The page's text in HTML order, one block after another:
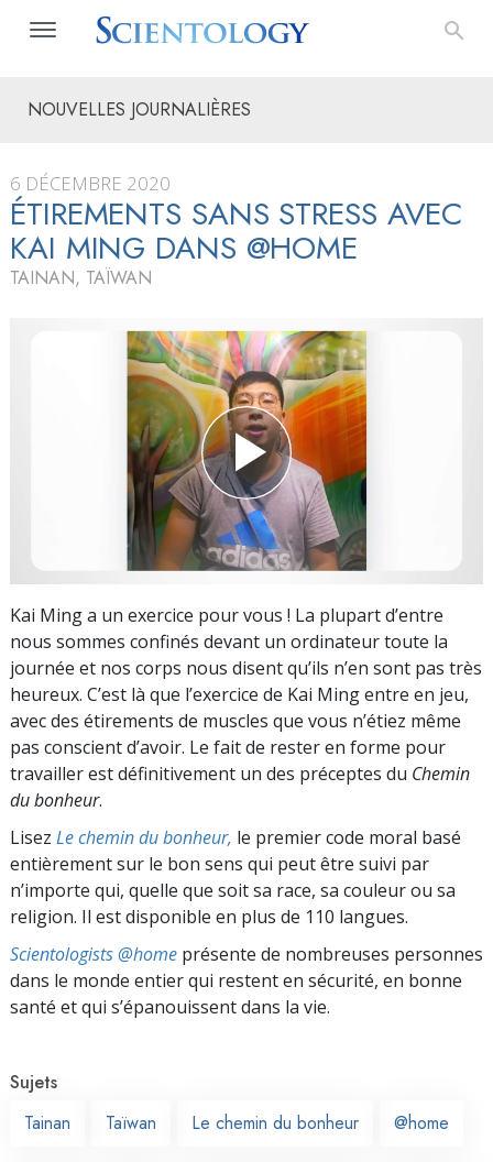
NOUVELLES JOURNALIÈRES
6 DÉCEMBRE 2020
ÉTIREMENTS SANS STRESS AVEC
KAI MING DANS @HOME
TAINAN, TAÏWAN
Kai Ming a un exercice pour vous ! La plupart d’entre
nous sommes confinés devant un ordinateur toute la
journée et nos corps nous disent qu’ils n’en sont pas très
heureux. C’est là que l’exercice de Kai Ming entre en jeu,
avec des étirements de muscles que vous n’étiez même
pas conscient d’avoir. Le fait de rester en forme pour
travailler est définitivement un des préceptes du Chemin
du bonheur.
Lisez Le chemin du bonheur, le premier code moral basé
entièrement sur le bon sens qui peut être suivi par
n’importe qui, quelle que soit sa race, sa couleur ou sa
religion. Il est disponible en plus de 110 langues.
Scientologists @home présente de nombreuses personnes
dans le monde entier qui restent en sécurité, en bonne
santé et qui s’épanouissent dans la vie.
Sujets
Tainan
Taïwan Le chemin du bonheur @home